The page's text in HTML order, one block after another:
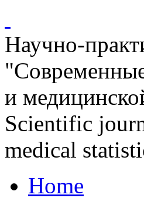
Научно-
и
Scientific
medical
Home